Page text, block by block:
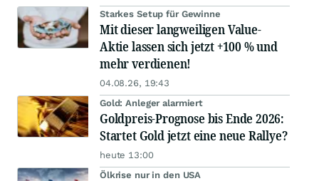
Starkes Setup für Gewinne
Mit dieser langweiligen Value-
Aktie lassen sich jetzt +100 % und
mehr verdienen!
04.08.26, 19:43
Gold: Anleger alarmiert
Goldpreis-Prognose bis Ende 2026:
Startet Gold jetzt eine neue Rallye?
heute 13:00
Ölkrise nur in den USA